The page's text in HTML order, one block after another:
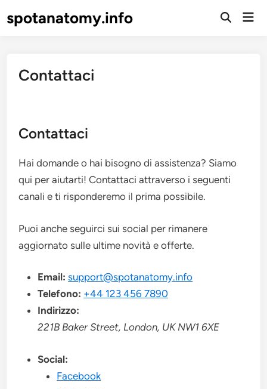
tospotanatomy.info
Open
Contattaci
Contattaci
Hai domande o hai bisogno di assistenza? Siamo
qui per aiutarti! Contattaci attraverso i seguenti
canali e ti risponderemo il prima possibile.
Puoi anche seguirci sui social per rimanere
aggiornato sulle ultime novità e offerte.
Email: support@spotanatomy.info
Telefono: +44 123 456 7890
Indirizzo:
221B Baker Street, London, UK NW1 6XE
Social:
Facebook